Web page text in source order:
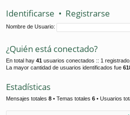
Identificarse • Registrarse
Nombre de Usuario:
¿Quién está conectado?
En total hay 41 usuarios conectados :: 1
La mayor cantidad de usuarios identificados fue
Estadísticas
Mensajes totales 8 • Temas totales 6 • Usuarios